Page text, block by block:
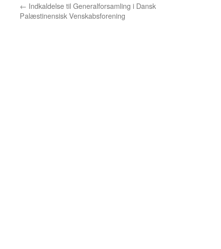
← Indkaldelse til Generalforsamling i Dansk
Palæstinensisk Venskabsforening